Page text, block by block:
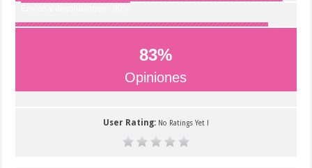
83%
Opiniones
User Rating: No Ratings Yet !